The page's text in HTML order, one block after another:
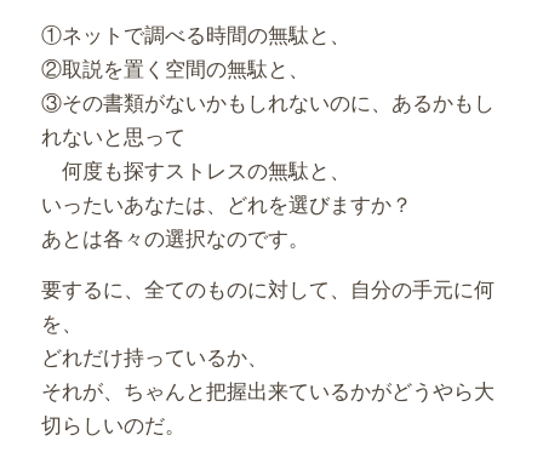
①ネットで調べる時間の無駄と、
②取説を置く空間の無駄と、
③その書類がないかもしれないのに、あるかもし
れないと思って
何度も探すストレスの無駄と、
いったいあなたは、どれを選びますか？
あとは各々の選択なのです。
要するに、全てのものに対して、自分の手元に何
を、
どれだけ持っているか、
それが、ちゃんと把握出来ているかがどうやら大
切らしいのだ。